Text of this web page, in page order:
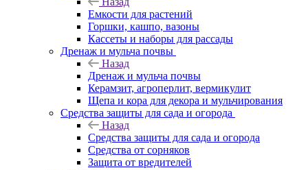
Емкости для растений
Горшки, кашпо, вазоны
Кассеты и наборы для рассады
Дренаж и мульча почвы
Назад
Дренаж и мульча почвы
Керамзит, агроперлит, вермикулит
Щепа и кора для декора и мульчирования
Средства защиты для сада и огорода
Назад
Средства защиты для сада и огорода
Средства от сорняков
Защита от вредителей